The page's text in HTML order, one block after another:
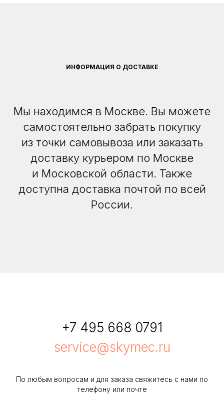
ИНФОРМАЦИЯ О ДОСТАВКЕ
Мы находимся в Москве. Вы можете
самостоятельно забрать покупку
из точки самовывоза или заказать
доставку курьером по Москве
и Московской области. Также
доступна доставка почтой по всей
России.
+7 495 668 0791
service@skymec.ru
По любым вопросам и для заказа свяжитесь с нами по
телефону или почте